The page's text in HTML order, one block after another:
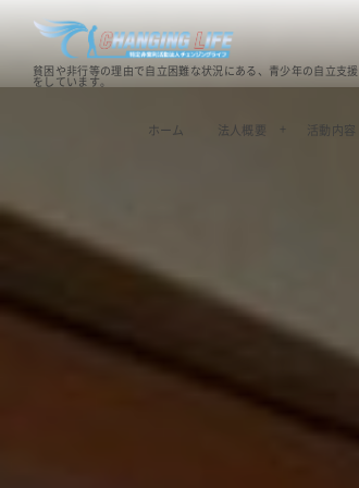
貧困や非行等の理由で自立困難な状況にある、青少年の自立支援
をしています。
ホーム 法人概要 活動内容